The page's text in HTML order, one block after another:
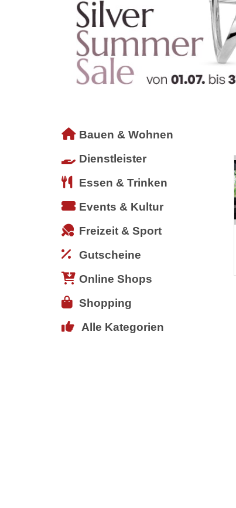
Bauen & Wohnen
Dienstleister
Essen & Trinken
Events & Kultur
Freizeit & Sport
Gutscheine
Online Shops
Shopping
Alle Kategorien